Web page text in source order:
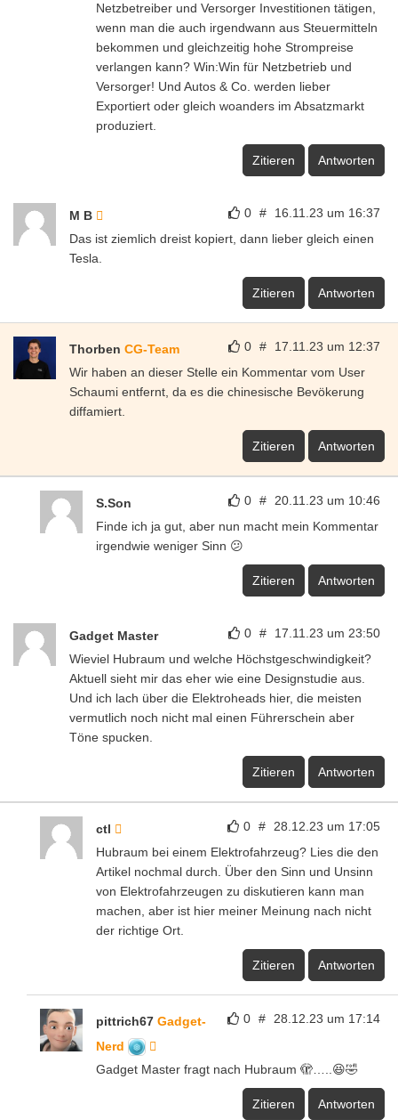
Netzbetreiber und Versorger Investitionen tätigen,
wenn man die auch irgendwann aus Steuermitteln
bekommen und gleichzeitig hohe Strompreise
verlangen kann? Win:Win für Netzbetrieb und
Versorger! Und Autos & Co. werden lieber
Exportiert oder gleich woanders im Absatzmarkt
produziert.
Zitieren Antworten
0 # 16.11.23 um 16:37
M B
Das ist ziemlich dreist kopiert, dann lieber gleich einen
Tesla.
Zitieren Antworten
0 # 17.11.23 um 12:37
Thorben CG-Team
Wir haben an dieser Stelle ein Kommentar vom User
Schaumi entfernt, da es die chinesische Bevökerung
diffamiert.
Zitieren Antworten
0 # 20.11.23 um 10:46
S.Son
Finde ich ja gut, aber nun macht mein Kommentar
irgendwie weniger Sinn 😕
Zitieren Antworten
0 # 17.11.23 um 23:50
Gadget Master
Wieviel Hubraum und welche Höchstgeschwindigkeit?
Aktuell sieht mir das eher wie eine Designstudie aus.
Und ich lach über die Elektroheads hier, die meisten
vermutlich noch nicht mal einen Führerschein aber
Töne spucken.
Zitieren Antworten
0 # 28.12.23 um 17:05
ctl
Hubraum bei einem Elektrofahrzeug? Lies die den
Artikel nochmal durch. Über den Sinn und Unsinn
von Elektrofahrzeugen zu diskutieren kann man
machen, aber ist hier meiner Meinung nach nicht
der richtige Ort.
Zitieren Antworten
0 # 28.12.23 um 17:14
pittrich67 Gadget-
Nerd
Gadget Master fragt nach Hubraum 🫣…..😆🤣
Zitieren Antworten